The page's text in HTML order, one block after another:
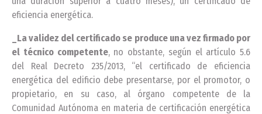
eficiencia energética.
_La validez del certificado se produce una vez firmado por
el técnico competente, no obstante, según el artículo 5.6
del Real Decreto 235/2013, “el certificado de eficiencia
energética del edificio debe presentarse, por el promotor, o
propietario, en su caso, al órgano competente de la
Comunidad Autónoma en materia de certificación energética